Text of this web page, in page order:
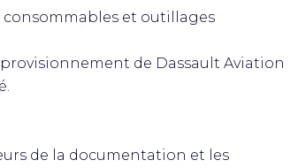
consommables et outillages
de Dassault Aviation
de la documentation et les